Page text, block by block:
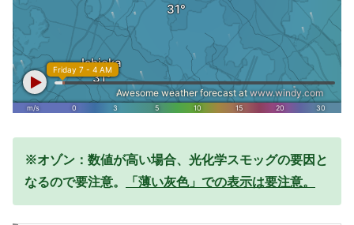
※オゾン：数値が高い場合、光化学スモッグの要因と
なるので要注意。
「薄い灰色」での表示は要注意。